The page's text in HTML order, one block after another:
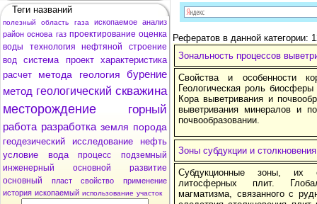
Теги названий
полезный область газа ископаемое
анализ
район основа газ проектирование оценка
воды
технология нефтяной
строение
вод
система проект
характеристика
расчет
метода геология
бурение
метод геологический скважина
месторождение горный
работа разработка земля порода
геодезический исследование
нефть
условие
вода процесс
подземный
инженерный
основной
развитие
основный
пласт свойство
применение
история ископаемый использование участок
Рефератов в данной категории:
Зональность процессов
Свойства и особенности
Геологическая роль
Кора выветривания и
выветривания минералов и
почвообразовании.
Зоны субдукции и
Субдукционные зоны, их
литосферных плит.
магматизма, связанного с